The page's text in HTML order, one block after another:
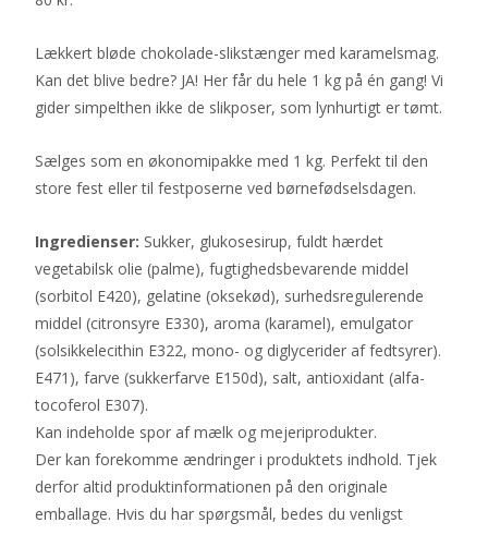
Lækkert bløde chokolade-slikstænger med karamelsmag.
Kan det blive bedre? JA! Her får du hele 1 kg på én gang! Vi
gider simpelthen ikke de slikposer, som lynhurtigt er tømt.
Sælges som en økonomipakke med 1 kg. Perfekt til den
store fest eller til festposerne ved børnefødselsdagen.
Ingredienser: Sukker, glukosesirup, fuldt hærdet
vegetabilsk olie (palme), fugtighedsbevarende middel
(sorbitol E420), gelatine (oksekød), surhedsregulerende
middel (citronsyre E330), aroma (karamel), emulgator
(solsikkelecithin E322, mono- og diglycerider af fedtsyrer).
E471), farve (sukkerfarve E150d), salt, antioxidant (alfa-
tocoferol E307).
Kan indeholde spor af mælk og mejeriprodukter.
Der kan forekomme ændringer i produktets indhold. Tjek
derfor altid produktinformationen på den originale
emballage. Hvis du har spørgsmål, bedes du venligst